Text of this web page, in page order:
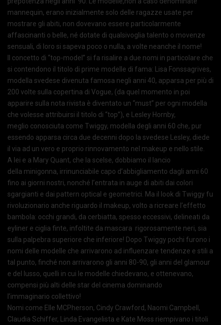
mannequin, erano inizialmente solo delle ragazze usate per
mostrare gli abiti, non dovevano essere particolarmente
affascinanti o belle, né dotate di qualsivoglia talento o movenze
sensuali, di loro si sapeva poco o nulla, a volte neanche il nome!
Il concetto di “top-model” si fa risalire a due nomi in particolare che
si contendono il titolo di prime modelle di fama: Lisa Fonssagrives,
modella svedese divenuta famosa negli anni 40, apparsa per più di
200 volte sulla copertina di Vogue, (da quel momento in poi
apparire sulla nota rivista è diventato un “must” per ogni modella
che volesse attribuirsi il titolo di “top”), e Lesley Hornby,
meglio conosciuta come Twiggy, modella degli anni 60 che, pur
essendo apparsa circa due decenni dopo la svedese Lesley, diede
il via ad un vero e proprio rinnovamento nel makeup e nello stile.
A lei e a Mary Quant, che la scelse, dobbiamo il lancio
della minigonna, irrinunciabile capo d’abbigliamento dagli anni 60
fino ai giorni nostri, nonché l’entrata in auge di abiti dai colori
sgargianti e dai pattern optical e geometrici. Ma il look di Twiggy fu
rivoluzionario anche riguardo il makeup, volto a ricreare l’effetto
bambola: occhi grandi, da cerbiatta, spesso eccessivi, delineati da
eyliner e ciglia finte, infoltite da mascara rigorosamente neri, sia
sulla palpebra superiore che inferiore! Dopo Twiggy pochi furono i
nomi delle modelle che arrivarono ad influenzare tendenze e stili a
tal punto, finché non arrivarono gli anni 80-90, gli anni del glamour
e del lusso, quelli in cui le modelle chiedevano, e ottenevano,
compensi più alti delle star del cinema dominando
l’immaginario collettivo!
Nomi come Elle MCPherson, Cindy Crawford, Naomi Campbell,
Claudia Schiffer, Linda Evangelista e Kate Moss riempivano i titoli